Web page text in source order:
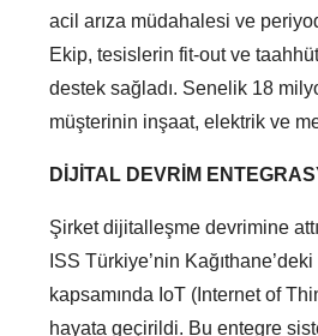
acil arıza müdahalesi ve
Ekip, tesislerin fit-out ve
destek sağladı. Senelik 18
müşterinin inşaat, elektrik ve
DİJİTAL DEVRİM
Şirket dijitalleşme devrimine
ISS Türkiye’nin
kapsamında IoT (Internet of
hayata geçirildi. Bu entegre